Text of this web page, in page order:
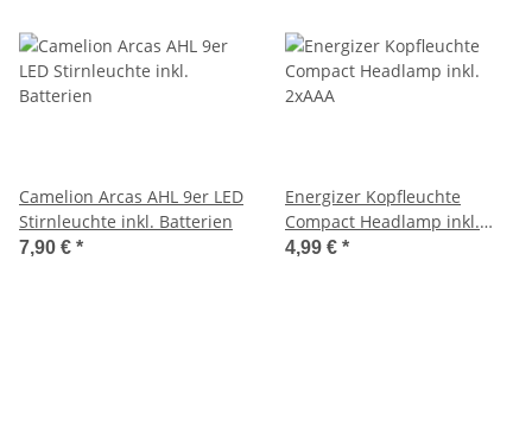
Camelion Arcas AHL 9er LED
Stirnleuchte inkl. Batterien
7,90 € *
Energizer Kopfleuchte
Compact Headlamp inkl.
2xAAA
4,99 € *